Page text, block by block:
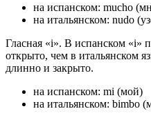
на испанском: mucho
на итальянском: nudo
Гласная «i». В испанском «i»
открыто, чем в итальянском
длинно и закрыто.
на испанском: mi (мой)
на итальянском: bimbo